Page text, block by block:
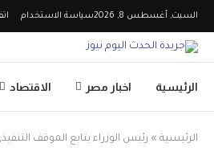
السبت, أغسطس 8, 2026 سياسة الاستخدام
الرئيسية اخبار مصر الاقتصاد
الرئيسية » رئيس الوزراء يتابع الموقف